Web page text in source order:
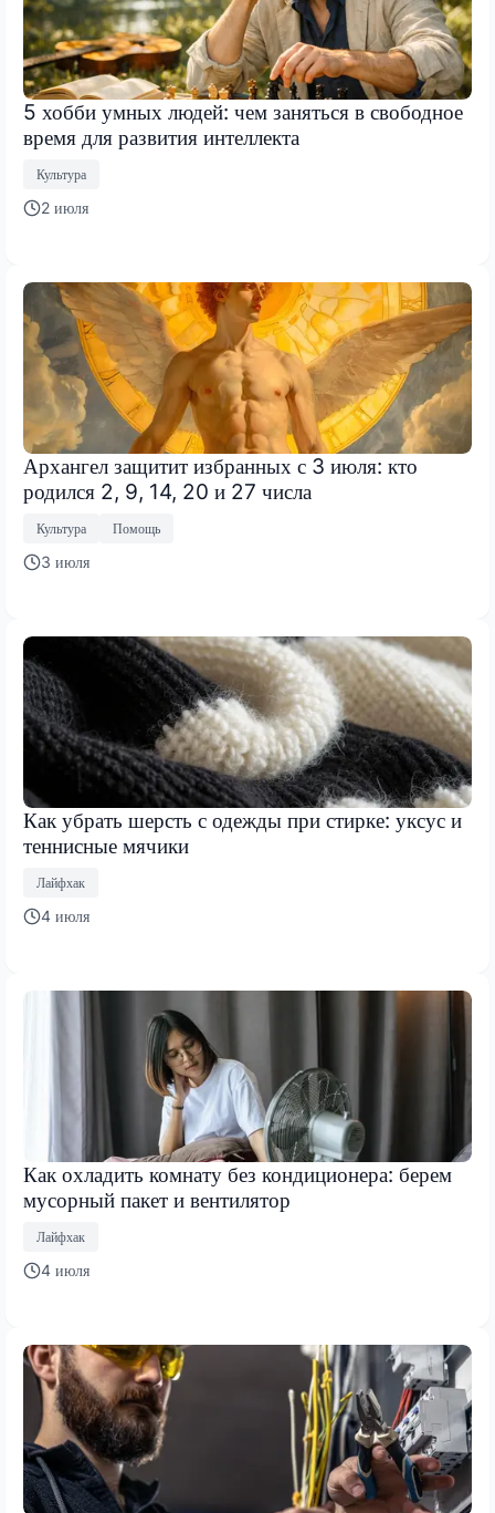
5 хобби умных людей: чем заняться в свободное
время для развития интеллекта
Культура
2 июля
Архангел защитит избранных с 3 июля: кто
родился 2, 9, 14, 20 и 27 числа
Культура Помощь
3 июля
Как убрать шерсть с одежды при стирке: уксус и
теннисные мячики
Лайфхак
4 июля
Как охладить комнату без кондиционера: берем
мусорный пакет и вентилятор
Лайфхак
4 июля